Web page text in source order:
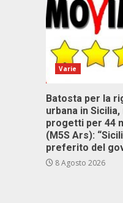
Varie
Batosta per la
urbana in
progetti per 44
(M5S Ars):
preferito del
8 Agosto 2026